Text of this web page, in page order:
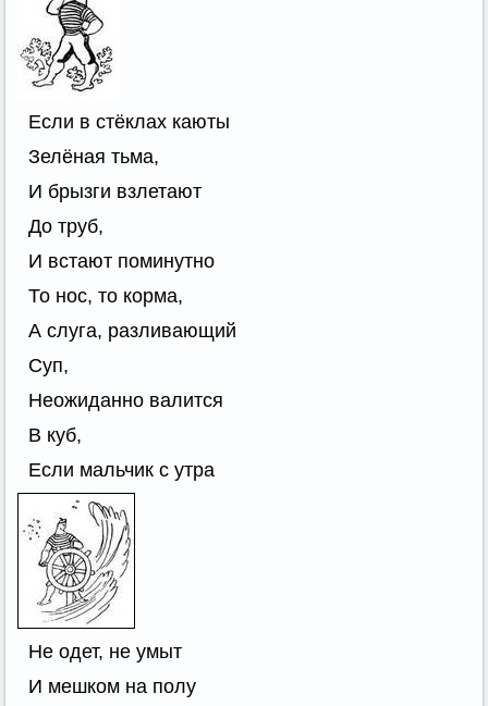
Если в стёклах каюты
Зелёная тьма,
И брызги взлетают
До труб,
И встают поминутно
То нос, то корма,
А слуга, разливающий
Суп,
Неожиданно валится
В куб,
Если мальчик с утра
Не одет, не умыт
И мешком на полу